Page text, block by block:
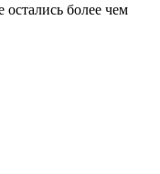
более чем